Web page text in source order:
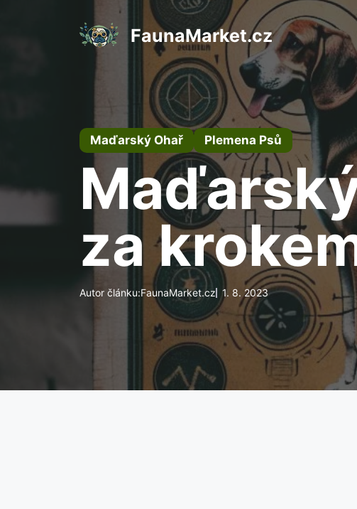
FaunaMarket.cz
Maďarský Ohař Plemena Psů
za
Autor článku:FaunaMarket.cz 1. 8. 2023